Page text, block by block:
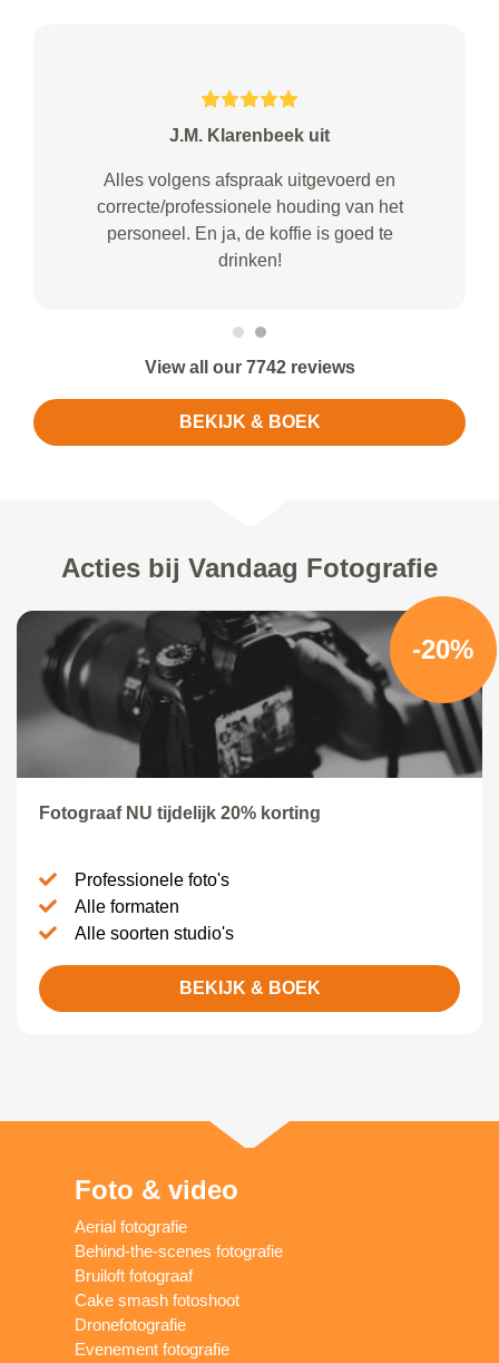
J.M. Klarenbeek uit
Alles volgens afspraak uitgevoerd en
correcte/professionele houding van het
personeel. En ja, de koffie is goed te
drinken!
View all our 7742 reviews
BEKIJK & BOEK
Acties bij Vandaag Fotografie
-20%
Fotograaf NU tijdelijk 20% korting
Professionele foto's
Alle formaten
Alle soorten studio's
BEKIJK & BOEK
Foto & video
Aerial fotografie
Behind-the-scenes fotografie
Bruiloft fotograaf
Cake smash fotoshoot
Dronefotografie
Evenement fotografie